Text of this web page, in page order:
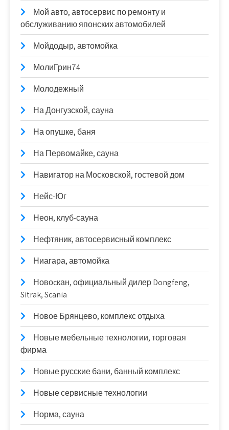
Мой авто, автосервис по ремонту и
обслуживанию японских автомобилей
Мойдодыр, автомойка
МолиГрин74
Молодежный
На Донгузской, сауна
На опушке, баня
На Первомайке, сауна
Навигатор на Московской, гостевой дом
Нейс-Юг
Неон, клуб-сауна
Нефтяник, автосервисный комплекс
Ниагара, автомойка
Новоcкан, официальный дилер Dongfeng,
Sitrak, Scania
Новое Брянцево, комплекс отдыха
Новые мебельные технологии, торговая
фирма
Новые русские бани, банный комплекс
Новые сервисные технологии
Норма, сауна